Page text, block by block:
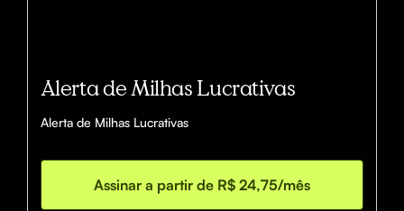
Alerta de Milhas Lucrativas
Alerta de Milhas Lucrativas
Assinar a partir de R$ 24,75/mês